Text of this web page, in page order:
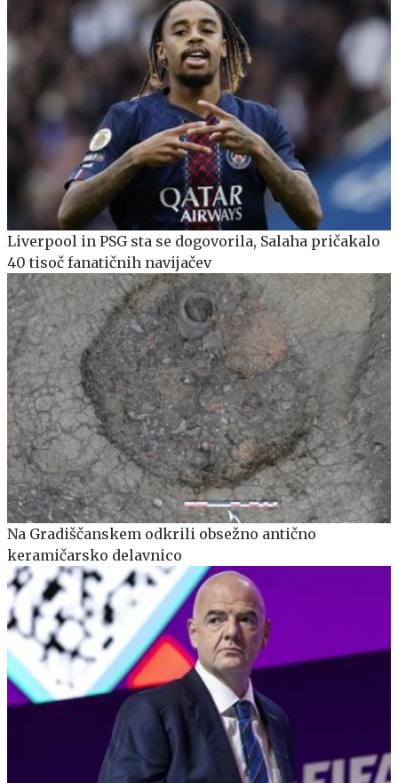
Liverpool in PSG sta se dogovorila, Salaha pričakalo
40 tisoč fanatičnih navijačev
Na Gradiščanskem odkrili obsežno antično
keramičarsko delavnico